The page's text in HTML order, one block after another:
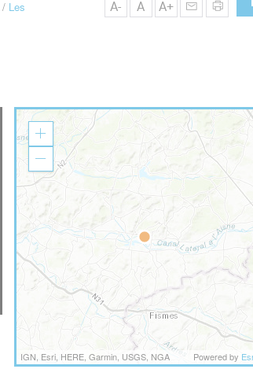
Les
A- A A+
IGN, Esri, HERE, Garmin, USGS, NGA Powered by
Z
o
o
m
I
o
u
t